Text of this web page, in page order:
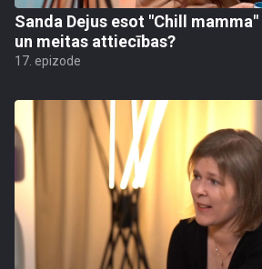
Sanda Dejus esot "Chill
un meitas attiecības?
17. epizode